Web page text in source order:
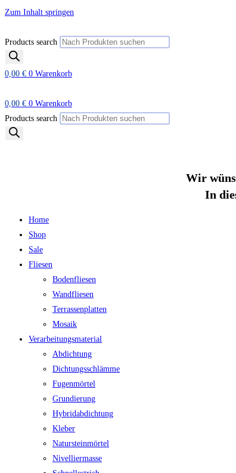
Zum Inhalt springen
Products search
0,00 € 0 Warenkorb
0,00 € 0 Warenkorb
Products search
Wir
In
Home
Shop
Sale
Fliesen
Bodenfliesen
Wandfliesen
Terrassenplatten
Mosaik
Verarbeitungsmaterial
Abdichtung
Dichtungsschlämme
Fugenmörtel
Grundierung
Hybridabdichtung
Kleber
Natursteinmörtel
Nivelliermasse